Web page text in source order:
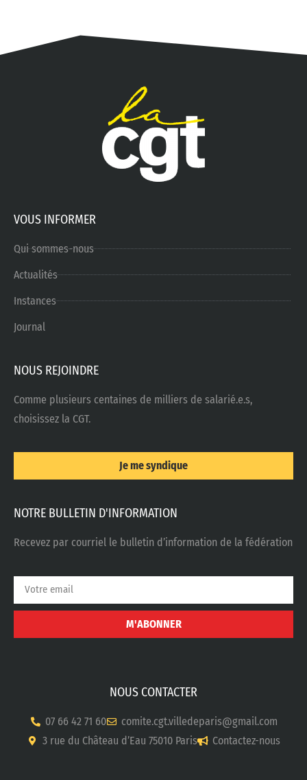
VOUS INFORMER
Qui sommes-nous
Actualités
Instances
Journal
NOUS REJOINDRE
Comme plusieurs centaines de milliers de salarié.e.s,
choisissez la CGT.
Je me syndique
NOTRE BULLETIN D'INFORMATION
Recevez par courriel le bulletin d’information de la fédération
M'ABONNER
NOUS CONTACTER
07 66 42 71 60
comite.cgt.villedeparis@gmail.com
3 rue du Château d’Eau 75010 Paris
Contactez-nous